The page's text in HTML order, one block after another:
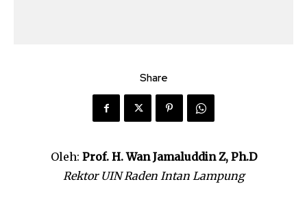
Share
Oleh: Prof. H. Wan Jamaluddin Z, Ph.D
Rektor UIN Raden Intan Lampung